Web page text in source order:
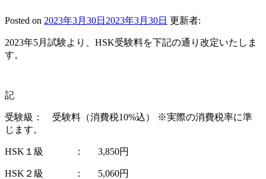
Posted on 2023年3月30日 2023年3月30日 更新者:
2023年5月試験より、HSK受験料を下記の通り改定いたしま
す。
記
受験級： 受験料（消費税10%込） ※実際の消費税率に準
じます。
HSK１級 ： 3,850円
HSK２級 ： 5,060円